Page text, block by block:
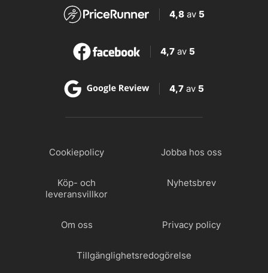
4,8 av 5
4,7 av 5
4,7 av 5
Cookiepolicy Jobba hos oss
Köp- och
leveransvillkor
Nyhetsbrev
Om oss Privacy policy
Tillgänglighetsredogörelse